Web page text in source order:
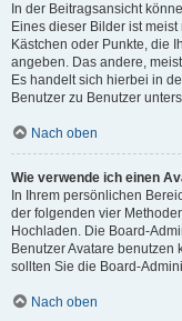
In der Beitragsansicht
Eines dieser Bilder ist
Kästchen oder Punkte, die
angeben. Das andere,
Es handelt sich hierbei in
Benutzer zu Benutzer
Nach oben
Wie verwende ich einen
In Ihrem persönlichen
der folgenden vier
Hochladen. Die Board-
Benutzer Avatare
sollten Sie die Board-
Nach oben